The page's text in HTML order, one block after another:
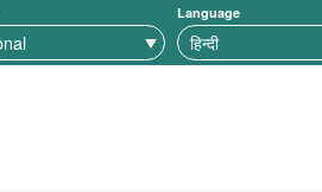
Language